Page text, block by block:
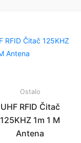
Ostalo
UHF RFID Čitač
125KHZ 1m 1 M
Antena